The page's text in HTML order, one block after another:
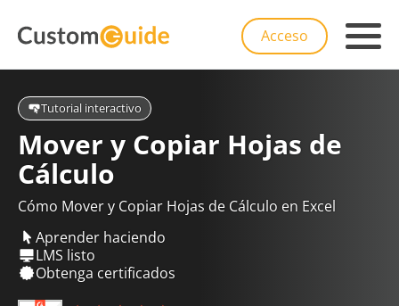
Acceso
Tutorial interactivo
Mover y Copiar Hojas de
Cálculo
Cómo Mover y Copiar Hojas de Cálculo en Excel
Aprender haciendo
LMS listo
Obtenga certificados